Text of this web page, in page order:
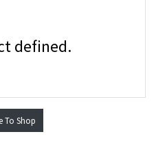
defined.
To Shop